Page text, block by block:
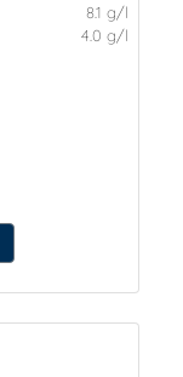
8.1 g/l
4.0 g/l